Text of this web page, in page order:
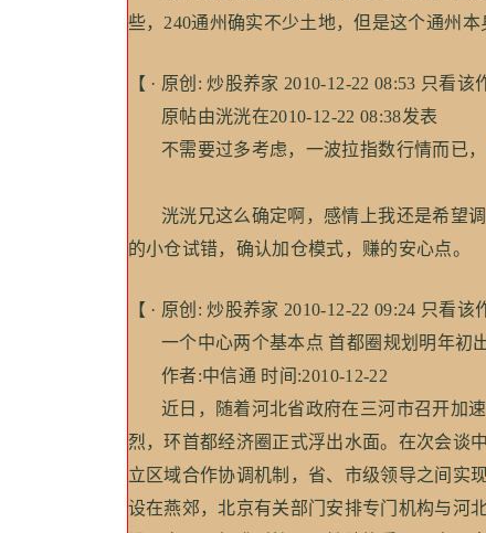
些，240通州确实不少土地，但是这个通州
【 · 原创: 炒股养家 2010-12-22 08:53 只看该
原帖由洸洸在2010-12-22 08:38发表
不需要过多考虑，一波拉指数行情而已，
洸洸兄这么确定啊，感情上我还是希望调
的小仓试错，确认加仓模式，赚的安心点。
【 · 原创: 炒股养家 2010-12-22 09:24 只看该
一个中心两个基本点 首都圈规划明年初
作者:中信通 时间:2010-12-22
近日，随着河北省政府在三河市召开加速
烈，环首都经济圈正式浮出水面。在次会谈
立区域合作协调机制，省、市级领导之间实
设在燕郊，北京有关部门安排专门机构与河